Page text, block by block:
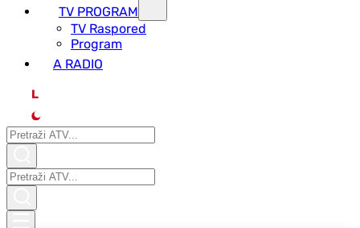
TV PROGRAM
ТV Raspored
Program
A RADIO
L